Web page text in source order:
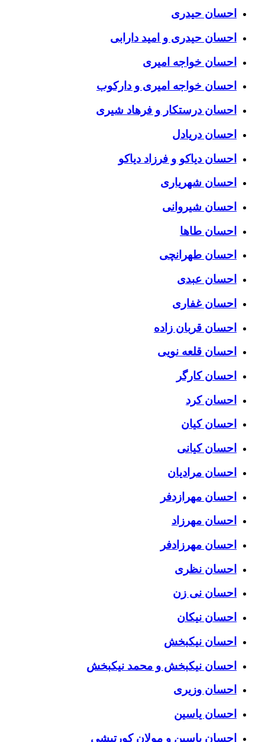
احسان حیدری
احسان حیدری و امید دارابی
احسان خواجه امیری
احسان خواجه امیری و دارکوب
احسان درستكار و فرهاد شيرى
احسان دریادل
احسان دیاکو و فرزاد دیاکو
احسان شهریاری
احسان شیروانی
احسان طاها
احسان طهرانچی
احسان عبدی
احسان غفاری
احسان قربان زاده
احسان قلعه نویی
احسان کارگر
احسان کرد
احسان کیان
احسان کیانی
احسان مرادیان
احسان مهرازدفر
احسان مهرزاد
احسان مهرزادفر
احسان نظری
احسان نی زن
احسان نیکان
احسان نیکبخش
احسان نیکبخش و محمد نیکبخش
احسان وزیری
احسان یاسین
احسان یاسین و مولان کورتیشی